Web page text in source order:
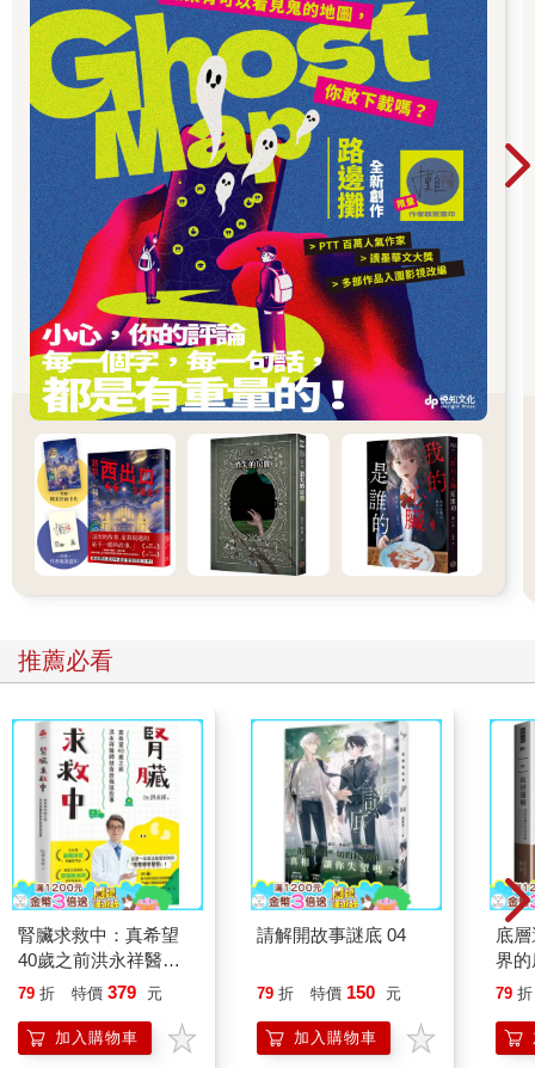
推薦必看
腎臟求救中：真希望
40歲之前洪永祥醫師
就告訴我這些事
79 折 特價 379 元
加入購物車
請解開故事謎底 04
79 折 特價 150 元
加入購物車
底
界
79 折